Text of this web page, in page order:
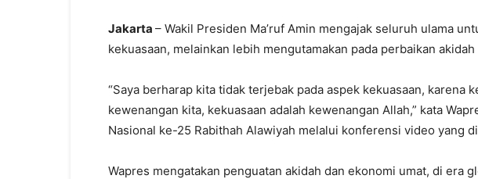
Jakarta – Wakil Presiden Ma’ruf Amin mengajak seluruh ulama
kekuasaan, melainkan lebih mengutamakan pada perbaikan
“Saya berharap kita tidak terjebak pada aspek kekuasaan, karena
kewenangan kita, kekuasaan adalah kewenangan Allah,” kata
Nasional ke-25 Rabithah Alawiyah melalui konferensi video yang
Wapres mengatakan penguatan akidah dan ekonomi umat, di era